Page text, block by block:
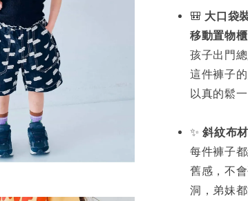
🎒 大口袋
移動置物櫃
孩子出門
這件褲子
以真的鬆
✨斜紋布
每件褲子
舊感，不
洞，弟妹都